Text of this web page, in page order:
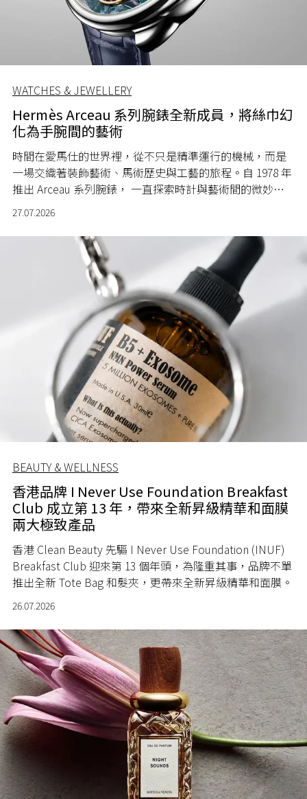
WATCHES & JEWELLERY
Hermès Arceau 系列腕錶全新成員，將絲巾幻
化為手腕間的藝術
時間在愛馬仕的世界裡，從不只是精準運行的機械，而是
一場交織著裝飾藝術、馬術歷史與工藝的旅程。自 1978 年
推出 Arceau 系列腕錶， 一直探索時計與藝術間的微妙關
27.07.2026
BEAUTY & WELLNESS
香港品牌 I Never Use Foundation Breakfast
Club 成立第 13 年，帶來全新昇級精華和面膜
兩大極致產品
香港 Clean Beauty 先驅 I Never Use Foundation (INUF)
Breakfast Club 迎來第 13 個年頭，為隆重其事，品牌不單
推出全新 Tote Bag 和髮夾，更帶來全新昇級精華和面膜。
26.07.2026